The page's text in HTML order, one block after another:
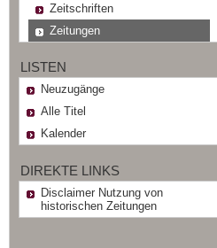
Zeitschriften
Zeitungen
LISTEN
Neuzugänge
Alle Titel
Kalender
DIREKTE LINKS
Disclaimer Nutzung von
historischen Zeitungen